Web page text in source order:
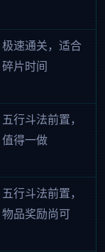
极速通关，适合
碎片时间
五行斗法前置，
值得一做
五行斗法前置，
物品奖励尚可